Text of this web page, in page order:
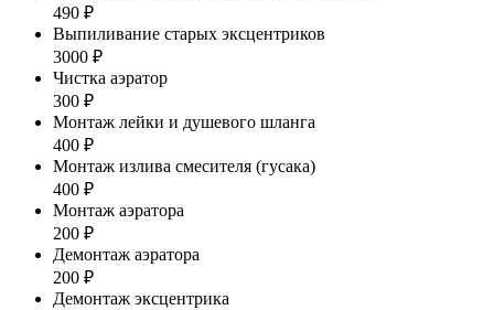
490 ₽
Выпиливание старых эксцентриков
3000 ₽
Чистка аэратор
300 ₽
Монтаж лейки и душевого шланга
400 ₽
Монтаж излива смесителя (гусака)
400 ₽
Монтаж аэратора
200 ₽
Демонтаж аэратора
200 ₽
Демонтаж эксцентрика